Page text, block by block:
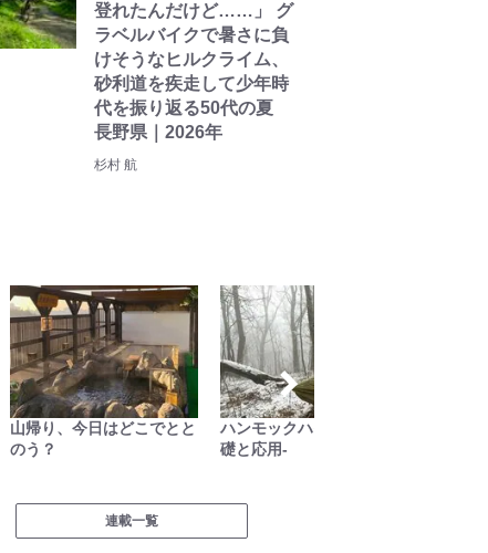
登れたんだけど……」 グ
ラベルバイクで暑さに負
けそうなヒルクライム、
砂利道を疾走して少年時
代を振り返る50代の夏
長野県｜2026年
杉村 航
山帰り、今日はどこでとと
のう？
ハンモックハイキング -基
礎と応用-
連載一覧